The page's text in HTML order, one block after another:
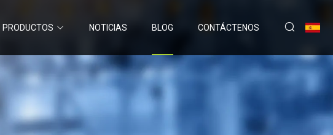
PRODUCTOS NOTICIAS BLOG CONTÁCTENOS